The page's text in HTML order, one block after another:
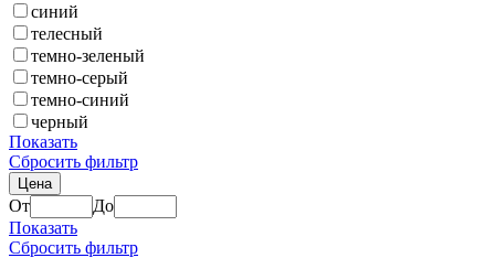
синий
телесный
темно-зеленый
темно-серый
темно-синий
черный
Показать
Сбросить фильтр
Цена
От
До
Показать
Сбросить фильтр